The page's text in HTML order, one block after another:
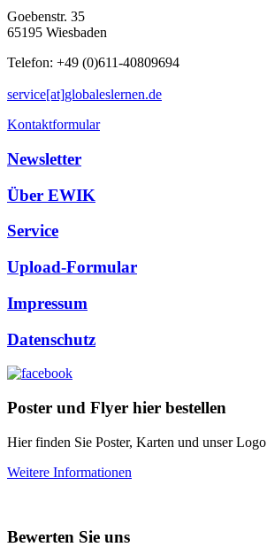
Goebenstr. 35
65195 Wiesbaden
Telefon: +49 (0)611-40809694
service[at]globaleslernen.de
Kontaktformular
Newsletter
Über EWIK
Service
Upload-Formular
Impressum
Datenschutz
Poster und Flyer hier bestellen
Hier finden Sie Poster, Karten und unser Logo
Weitere Informationen
Bewerten Sie uns